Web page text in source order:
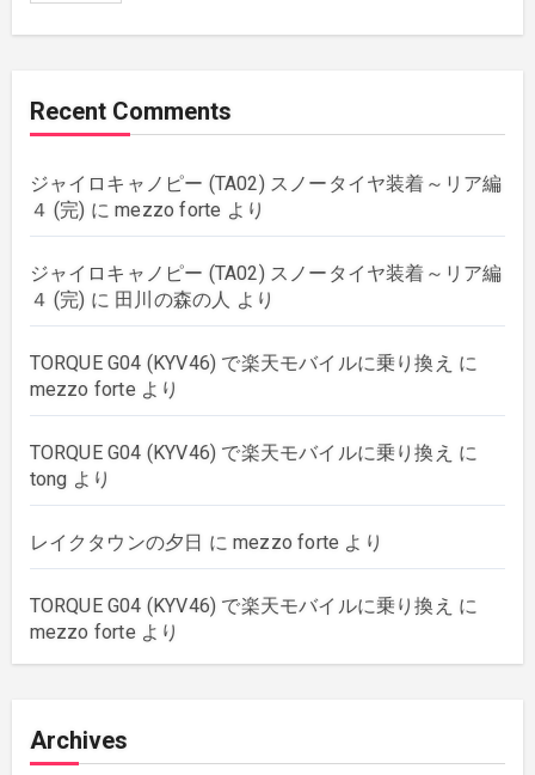
plants
rebuilding (6)
wordpress
Recent Comments
ジャイロキャノピー (TA02) スノータイヤ装着～リア編
４ (完) にmezzo forte より
ジャイロキャノピー (TA02) スノータイヤ装着～リア編
４ (完) に 田川の森の人 より
TORQUE G04 (KYV46) で楽天モバイルに乗り換え に
mezzo forteより
TORQUE G04 (KYV46) で楽天モバイルに乗り換え に
tong より
レイクタウンの夕日 にmezzo forte より
TORQUE G04 (KYV46) で楽天モバイルに乗り換え に
mezzo forteより
Archives